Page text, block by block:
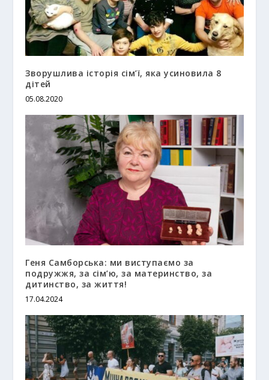
Зворушлива історія сім’ї, яка усиновила 8
дітей
05.08.2020
Геня Самборська: ми виступаємо за
подружжя, за сім’ю, за материнство, за
дитинство, за життя!
17.04.2024